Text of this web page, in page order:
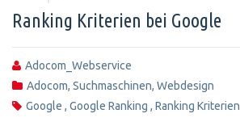
Ranking Kriterien bei Google
Adocom_Webservice
Adocom, Suchmaschinen, Webdesign
Google , Google Ranking , Ranking Kriterien